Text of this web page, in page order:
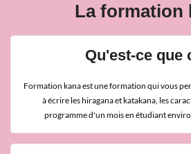
La formation
Qu'est-ce que
Formation kana est une formation qui vous
à écrire les hiragana et katakana, les
programme d'un mois en étudiant